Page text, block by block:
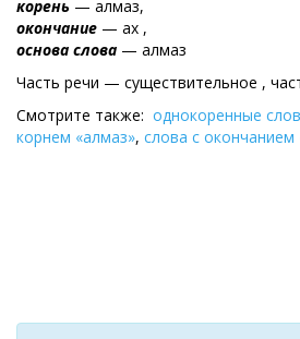
корень — алмаз,
окончание — ах ,
основа слова — алмаз
Часть речи — существительное ,
Смотрите также: однокоренные
корнем «алмаз», слова с окончанием